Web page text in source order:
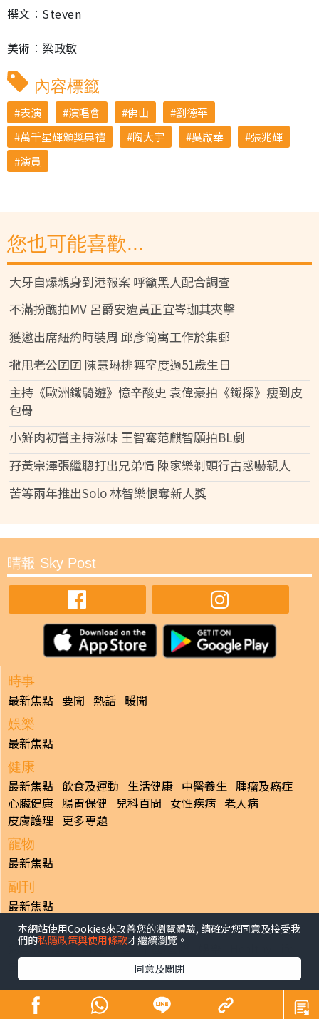
撰文︰Steven
美術︰梁政敏
內容標籤
表演 演唱會 佛山
劉德華
萬千星輝頒獎典禮
陶大宇 吳啟華
張兆輝
演員
您也可能喜歡...
大牙自爆親身到港報案 呼籲黑人配合調查
不滿扮醜拍MV 呂爵安遭黃正宜岑珈其夾擊
獲邀出席紐約時裝周 邱彥筒寓工作於集郵
撇甩老公囝囝 陳慧琳排舞室度過51歲生日
主持《歐洲鐵騎遊》憶辛酸史 袁偉豪拍《鐵探》瘦到皮
包骨
小鮮肉初嘗主持滋味 王智騫范麒智願拍BL劇
孖黃宗澤張繼聰打出兄弟情 陳家樂剃頭行古惑嚇親人
苦等兩年推出Solo 林智樂恨奪新人獎
晴報 Sky Post
時事
最新焦點 要聞 熱話 暖聞
娛樂
最新焦點
健康
最新焦點 飲食及運動 生活健康 中醫養生 腫瘤及癌症
心臟健康 腸胃保健 兒科百問 女性疾病 老人病
皮膚護理 更多專題
寵物
最新焦點
副刊
最新焦點
日報
揭頁版 港聞 財經/地產 中國/國際
生活副刊
體育 專題/人物
香港經濟日報版權所有©2026
本網站使用Cookies來改善您的瀏覽體驗, 請確定您同意及接受我
們的私隱政策與使用條款才繼續瀏覽。
同意及關閉